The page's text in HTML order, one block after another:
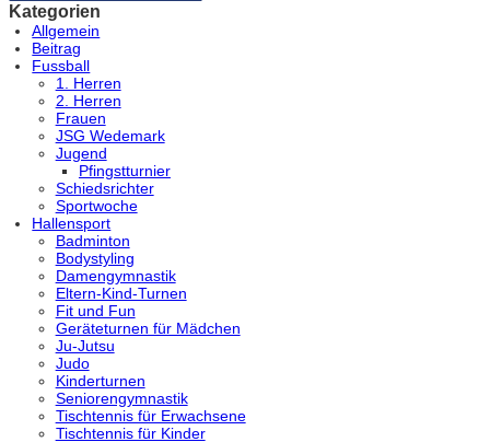
Kategorien
Allgemein
Beitrag
Fussball
1. Herren
2. Herren
Frauen
JSG Wedemark
Jugend
Pfingstturnier
Schiedsrichter
Sportwoche
Hallensport
Badminton
Bodystyling
Damengymnastik
Eltern-Kind-Turnen
Fit und Fun
Geräteturnen für Mädchen
Ju-Jutsu
Judo
Kinderturnen
Seniorengymnastik
Tischtennis für Erwachsene
Tischtennis für Kinder